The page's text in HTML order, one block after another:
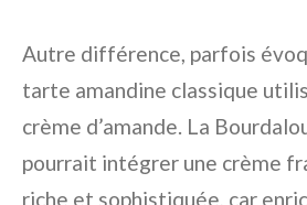
Autre différence, parfois
tarte amandine classique
crème d’amande. La
pourrait intégrer une crème
riche et sophistiquée, car